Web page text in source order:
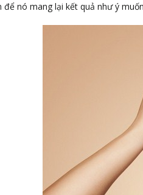
nó mang lại kết quả như ý